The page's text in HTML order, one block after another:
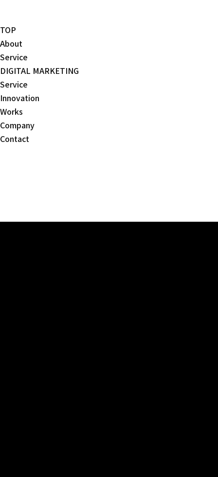
TOP
About
Service
DIGITAL MARKETING
Service
Innovation
Works
Company
Contact